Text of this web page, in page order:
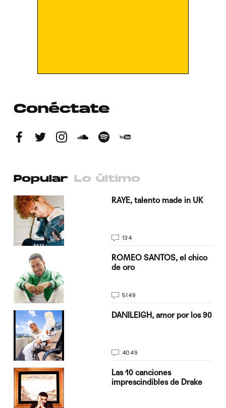
Conéctate
Popular Lo último
RAYE, talento made in UK
134
ROMEO SANTOS, el chico
de oro
5149
DANILEIGH, amor por los 90
4049
Las 10 canciones
imprescindibles de Drake